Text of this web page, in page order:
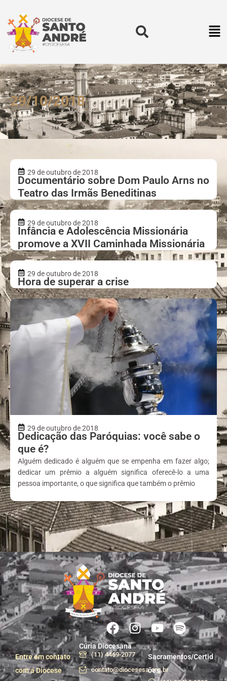
29/10/2018
29 de outubro de 2018
Documentário sobre Dom Paulo Arns no
Teatro das Irmãs Beneditinas
29 de outubro de 2018
Infância e Adolescência Missionária
promove a XVII Caminhada Missionária
29 de outubro de 2018
Hora de superar a crise
29 de outubro de 2018
Dedicação das Paróquias: você sabe o
que é?
Alguém dedicado é alguém que se empenha em fazer algo;
dedicar um prêmio a alguém significa oferecê-lo a uma
pessoa importante, o que significa que também o prêmio
Entre em contato
com a Diocese
Cúria Diocesana
(11) 4469-2077
contato@diocesesa.org.br
Sacramentos/Certid
ões